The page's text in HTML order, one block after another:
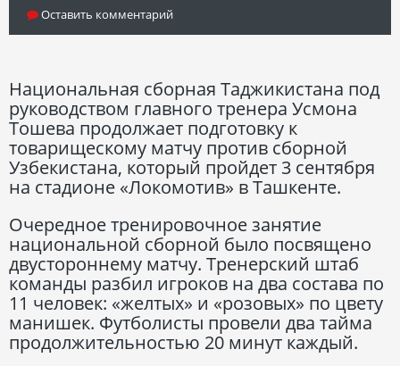
Оставить комментарий
Национальная сборная Таджикистана под
руководством главного тренера Усмона
Тошева продолжает подготовку к
товарищескому матчу против сборной
Узбекистана, который пройдет 3 сентября
на стадионе «Локомотив» в Ташкенте.
Очередное тренировочное занятие
национальной сборной было посвящено
двустороннему матчу. Тренерский штаб
команды разбил игроков на два состава по
11 человек: «желтых» и «розовых» по цвету
манишек. Футболисты провели два тайма
продолжительностью 20 минут каждый.